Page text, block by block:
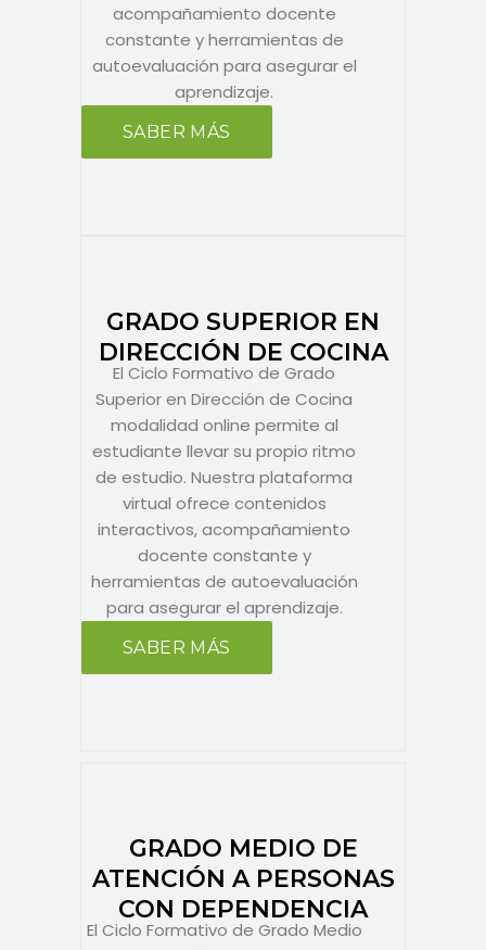
acompañamiento docente
constante y herramientas de
autoevaluación para asegurar el
aprendizaje.
SABER MÁS
GRADO SUPERIOR EN
DIRECCIÓN DE COCINA
El Ciclo Formativo de Grado
Superior en Dirección de Cocina
modalidad online permite al
estudiante llevar su propio ritmo
de estudio. Nuestra plataforma
virtual ofrece contenidos
interactivos, acompañamiento
docente constante y
herramientas de autoevaluación
para asegurar el aprendizaje.
SABER MÁS
GRADO MEDIO DE
ATENCIÓN A PERSONAS
CON DEPENDENCIA
El Ciclo Formativo de Grado Medio